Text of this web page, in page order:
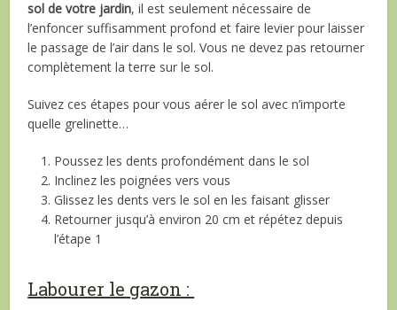
sol de votre jardin, il est seulement nécessaire de
l’enfoncer suffisamment profond et faire levier pour laisser
le passage de l’air dans le sol. Vous ne devez pas retourner
complètement la terre sur le sol.
Suivez ces étapes pour vous aérer le sol avec n’importe
quelle grelinette…
Poussez les dents profondément dans le sol
Inclinez les poignées vers vous
Glissez les dents vers le sol en les faisant glisser
Retourner jusqu’à environ 20 cm et répétez depuis
l’étape 1
Labourer le gazon :